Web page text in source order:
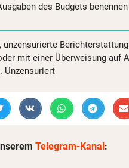
des Budgets
mit einer Überweisung auf
Unzensuriert
Telegram-Kanal: